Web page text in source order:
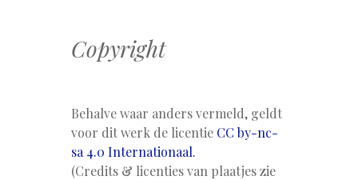
Copyright
Behalve waar anders vermeld, geldt
voor dit werk de licentie CC by-nc-
sa 4.0 Internationaal.
(Credits & licenties van plaatjes zie